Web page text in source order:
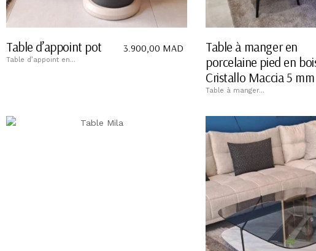
Table d’appoint pot
Table d’appoint en...
3.900,00 MAD
Table à manger en
porcelaine pied en
Cristallo Maccia 5 mm
Table à manger...